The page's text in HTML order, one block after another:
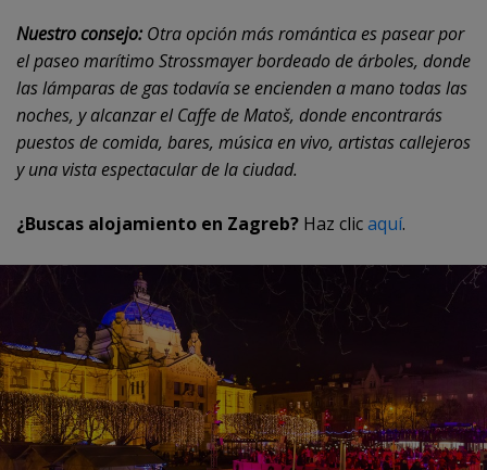
Nuestro consejo: Otra opción más romántica es pasear por
el paseo marítimo Strossmayer bordeado de árboles, donde
las lámparas de gas todavía se encienden a mano todas las
noches, y alcanzar el Caffe de Matoš, donde encontrarás
puestos de comida, bares, música en vivo, artistas callejeros
y una vista espectacular de la ciudad.
¿Buscas alojamiento en Zagreb? Haz clicaquí.